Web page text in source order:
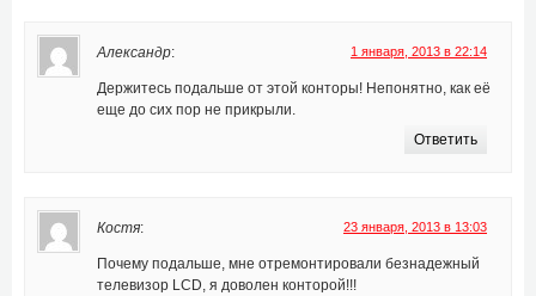
Александр: 1 января, 2013 в 22:14
Держитесь подальше от этой конторы! Непонятно, как её
еще до сих пор не прикрыли.
Ответить
Костя: 23 января, 2013 в 13:03
Почему подальше, мне отремонтировали безнадежный
телевизор LCD, я доволен конторой!!!